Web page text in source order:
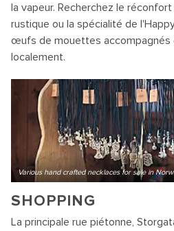
la vapeur. Recherchez le
rustique ou la spécialité de
œufs de mouettes accompagnés
localement.
Various hand crafted necklaces for sale in
SHOPPING
La principale rue piétonne,